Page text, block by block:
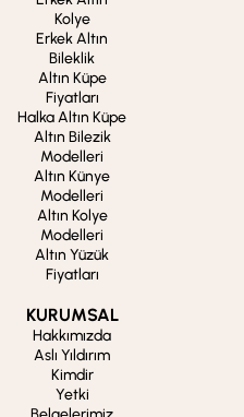
Kolye
Erkek Altın
Bileklik
Altın Küpe
Fiyatları
Halka Altın Küpe
Altın Bilezik
Modelleri
Altın Künye
Modelleri
Altın Kolye
Modelleri
Altın Yüzük
Fiyatları
KURUMSAL
Hakkımızda
Aslı Yıldırım
Kimdir
Yetki